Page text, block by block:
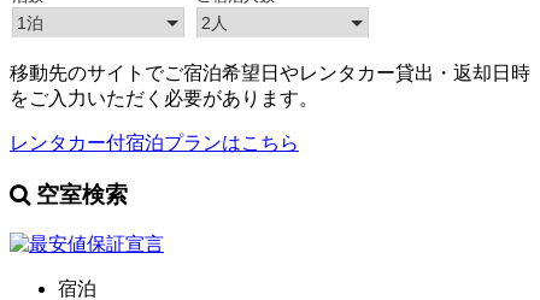
移動先のサイトでご宿泊希望日やレンタカー貸出・返却日時
をご入力いただく必要があります。
レンタカー付宿泊プランはこちら
空室検索
宿泊